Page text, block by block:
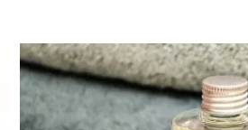
Compra rápida